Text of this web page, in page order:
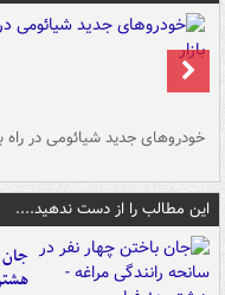
خودروهای جدید شیائومی در راه
این مطالب را از دست ندهید....
جان